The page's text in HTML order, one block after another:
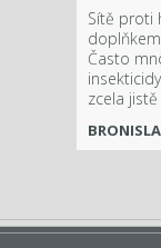
Sítě proti
Často
zcela